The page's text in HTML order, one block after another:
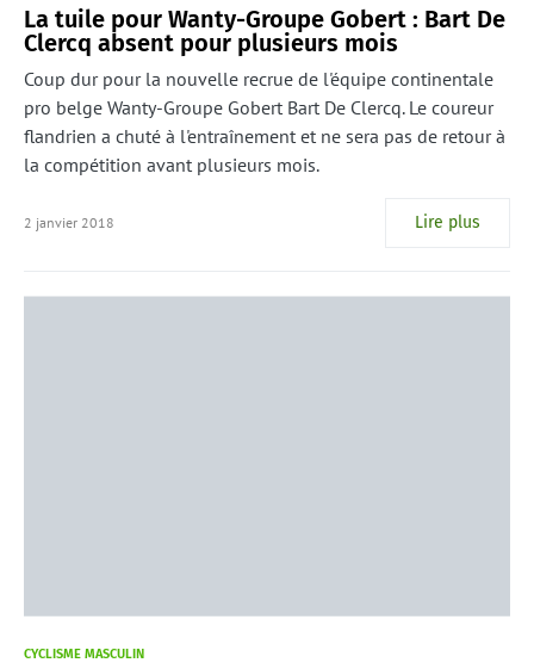
La tuile pour Wanty-Groupe Gobert : Bart De
Clercq absent pour plusieurs mois
Coup dur pour la nouvelle recrue de l'équipe continentale
pro belge Wanty-Groupe Gobert Bart De Clercq. Le coureur
flandrien a chuté à l'entraînement et ne sera pas de retour à
la compétition avant plusieurs mois.
2 janvier 2018 Lire plus
CYCLISME MASCULIN